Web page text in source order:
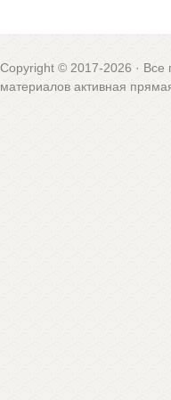
Copyright © 2017-2026 ·
материалов активная